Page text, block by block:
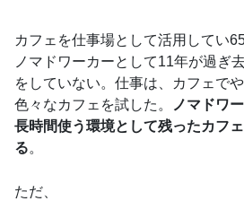
カフェを仕事場として活用してい
ノマドワーカーとして11年が過ぎ
をしていない。仕事は、カフェで
色々なカフェを試した。
ノマドワ
長時間使う環境として残ったカフ
る。
ただ、